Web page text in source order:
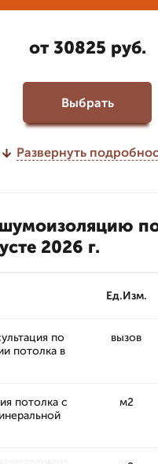
от 30825 руб.
Выбрать
Развернуть
2026 г.
Ед.Изм.
по
потолка в
вызов
потолка с
м2